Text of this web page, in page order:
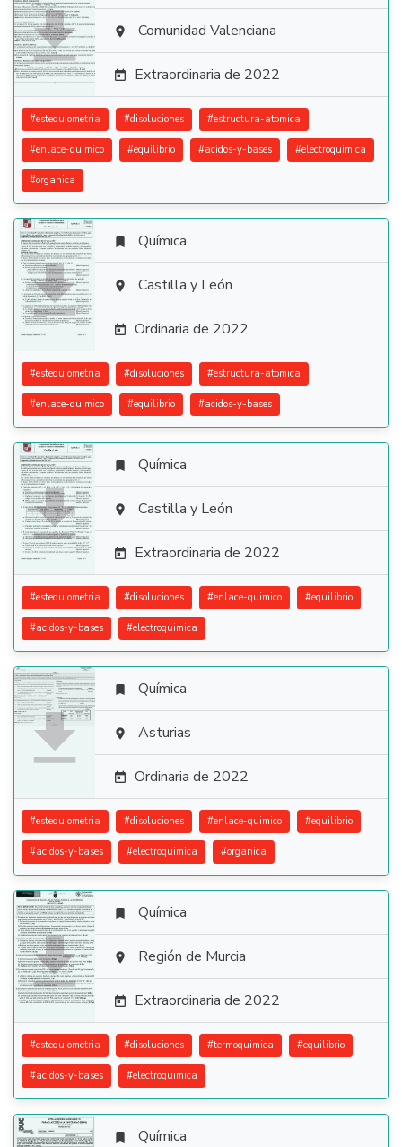
  Comunidad Valenciana
 Extraordinaria de 2022
#estequiometria #disoluciones #estructura-atomica
#enlace-quimico #equilibrio #acidos-y-bases #electroquimica
#organica

 Química
 Castilla y León
 Ordinaria de 2022
#estequiometria #disoluciones #estructura-atomica
#enlace-quimico #equilibrio #acidos-y-bases

 Química
 Castilla y León
 Extraordinaria de 2022
#estequiometria #disoluciones #enlace-quimico #equilibrio
#acidos-y-bases #electroquimica

 Química
 Asturias
 Ordinaria de 2022
#estequiometria #disoluciones #enlace-quimico #equilibrio
#acidos-y-bases #electroquimica #organica

 Química
 Región de Murcia
 Extraordinaria de 2022
#estequiometria #disoluciones #termoquimica #equilibrio
#acidos-y-bases #electroquimica
 Química